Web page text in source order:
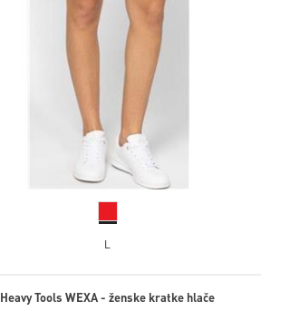
L
Heavy Tools WEXA - ženske kratke hlače